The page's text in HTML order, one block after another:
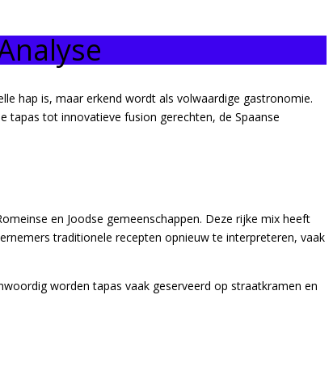
hap is, maar erkend wordt als volwaardige gastronomie.
tapas tot innovatieve fusion gerechten, de Spaanse
en Joodse gemeenschappen. Deze rijke mix heeft
traditionele recepten opnieuw te interpreteren, vaak
worden tapas vaak geserveerd op straatkramen en